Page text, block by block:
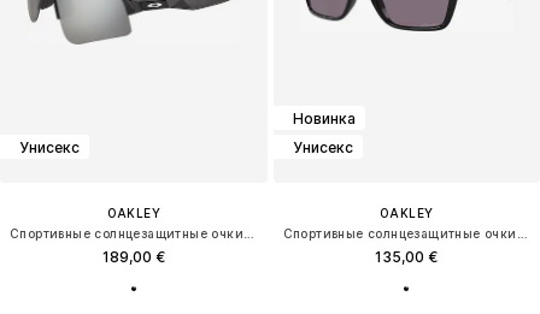
Унисекс
OAKLEY
189,00 €
Новинка
Унисекс
OAKLEY
135,00 €